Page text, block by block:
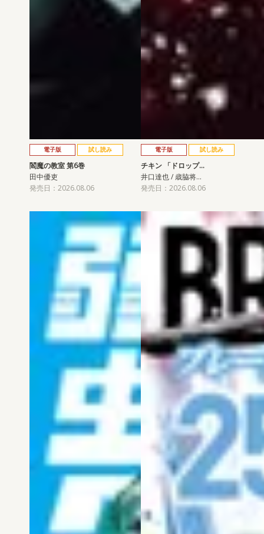
電子版 試し読み
閻魔の教室 第6巻
田中優吏
発売日：2026.08.06
電子版 試し読み
チキン 「ドロップ…
井口達也 / 歳脇将…
発売日：2026.08.06